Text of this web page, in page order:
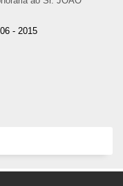
- 2015